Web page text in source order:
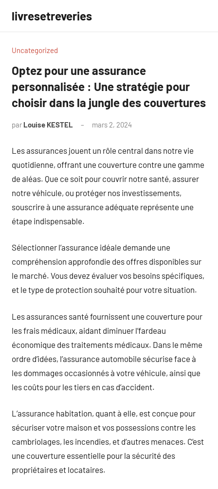
contenu
livresetreveries
Uncategorized
Optez pour une assurance
personnalisée : Une stratégie pour
choisir dans la jungle des couvertures
par Louise KESTEL mars 2, 2024
Les assurances jouent un rôle central dans notre vie
quotidienne, offrant une couverture contre une gamme
de aléas. Que ce soit pour couvrir notre santé, assurer
notre véhicule, ou protéger nos investissements,
souscrire à une assurance adéquate représente une
étape indispensable.
Sélectionner l’assurance idéale demande une
compréhension approfondie des offres disponibles sur
le marché. Vous devez évaluer vos besoins spécifiques,
et le type de protection souhaité pour votre situation.
Les assurances santé fournissent une couverture pour
les frais médicaux, aidant diminuer l’fardeau
économique des traitements médicaux. Dans le même
ordre d’idées, l’assurance automobile sécurise face à
les dommages occasionnés à votre véhicule, ainsi que
les coûts pour les tiers en cas d’accident.
L’assurance habitation, quant à elle, est conçue pour
sécuriser votre maison et vos possessions contre les
cambriolages, les incendies, et d’autres menaces. C’est
une couverture essentielle pour la sécurité des
propriétaires et locataires.